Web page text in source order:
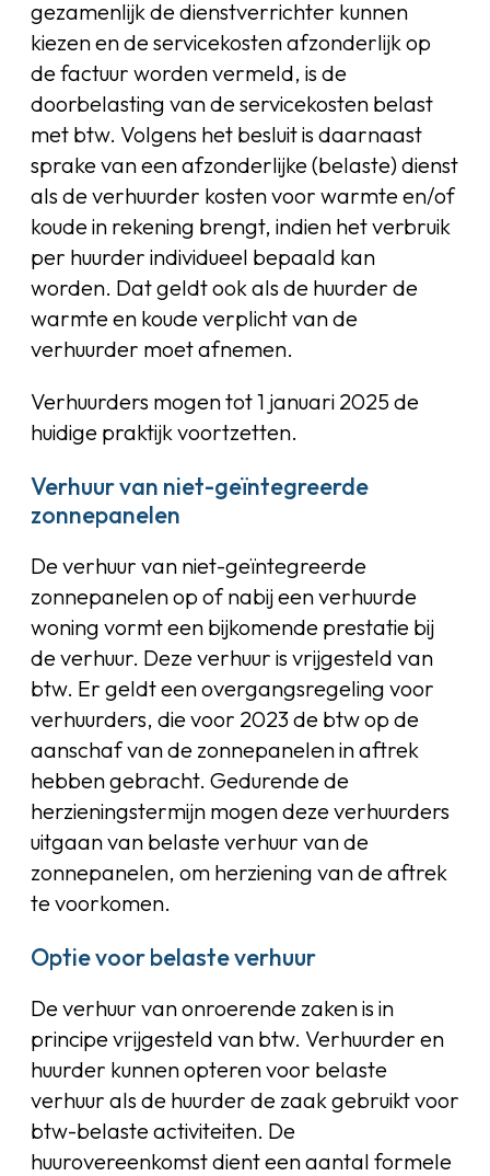
gezamenlijk de dienstverrichter kunnen
kiezen en de servicekosten afzonderlijk op
de factuur worden vermeld, is de
doorbelasting van de servicekosten belast
met btw. Volgens het besluit is daarnaast
sprake van een afzonderlijke (belaste) dienst
als de verhuurder kosten voor warmte en/of
koude in rekening brengt, indien het verbruik
per huurder individueel bepaald kan
worden. Dat geldt ook als de huurder de
warmte en koude verplicht van de
verhuurder moet afnemen.
Verhuurders mogen tot 1 januari 2025 de
huidige praktijk voortzetten.
Verhuur van niet-geïntegreerde
zonnepanelen
De verhuur van niet-geïntegreerde
zonnepanelen op of nabij een verhuurde
woning vormt een bijkomende prestatie bij
de verhuur. Deze verhuur is vrijgesteld van
btw. Er geldt een overgangsregeling voor
verhuurders, die voor 2023 de btw op de
aanschaf van de zonnepanelen in aftrek
hebben gebracht. Gedurende de
herzieningstermijn mogen deze verhuurders
uitgaan van belaste verhuur van de
zonnepanelen, om herziening van de aftrek
te voorkomen.
Optie voor belaste verhuur
De verhuur van onroerende zaken is in
principe vrijgesteld van btw. Verhuurder en
huurder kunnen opteren voor belaste
verhuur als de huurder de zaak gebruikt voor
btw-belaste activiteiten. De
huurovereenkomst dient een aantal formele